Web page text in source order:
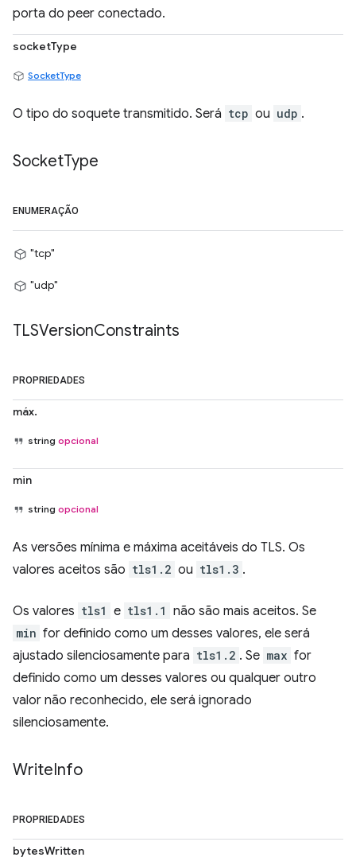
porta do peer conectado.
socketType
SocketType
O tipo do soquete transmitido. Será tcp ou udp .
SocketType
ENUMERAÇÃO
"tcp"
"udp"
TLSVersionConstraints
PROPRIEDADES
máx.
string opcional
min
string opcional
As versões mínima e máxima aceitáveis do TLS. Os
valores aceitos são tls1.2 ou tls1.3 .
Os valores tls1 e tls1.1 não são mais aceitos. Se
min for definido como um desses valores, ele será
ajustado silenciosamente para tls1.2 . Se max for
definido como um desses valores ou qualquer outro
valor não reconhecido, ele será ignorado
silenciosamente.
WriteInfo
PROPRIEDADES
bytesWritten